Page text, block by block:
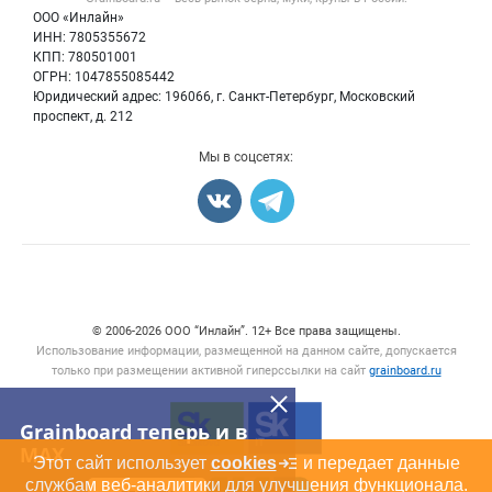
Grainboard теперь и в
MAX
ООО «Инлайн»
ИНН: 7805355672
КПП: 780501001
ОГРН: 1047855085442
Юридический адрес: 196066, г. Санкт-Петербург, Московский
проспект, д. 212
Мы в соцсетях:
© 2006‑2026 ООО “Инлайн”. 12+ Все права защищены.
Использование информации, размещенной на данном сайте, допускается
только при размещении активной гиперссылки на сайт grainboard.ru
Этот сайт использует cookies
и передает данные
службам веб-аналитики для улучшения функционала.